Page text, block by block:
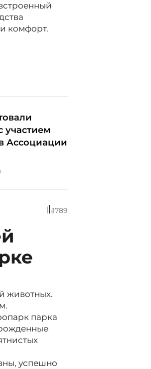
комфорт.
участием
Ассоциации
1789
животных.
парка
успешно